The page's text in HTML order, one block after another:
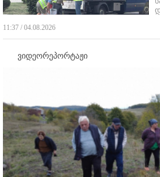
11:37 / 04.08.2026
ვიდეორეპორტაჟი